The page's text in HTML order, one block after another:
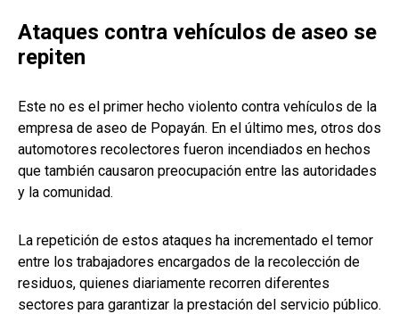
Ataques contra vehículos de aseo se
repiten
Este no es el primer hecho violento contra vehículos de la
empresa de aseo de Popayán. En el último mes, otros dos
automotores recolectores fueron incendiados en hechos
que también causaron preocupación entre las autoridades
y la comunidad.
La repetición de estos ataques ha incrementado el temor
entre los trabajadores encargados de la recolección de
residuos, quienes diariamente recorren diferentes
sectores para garantizar la prestación del servicio público.